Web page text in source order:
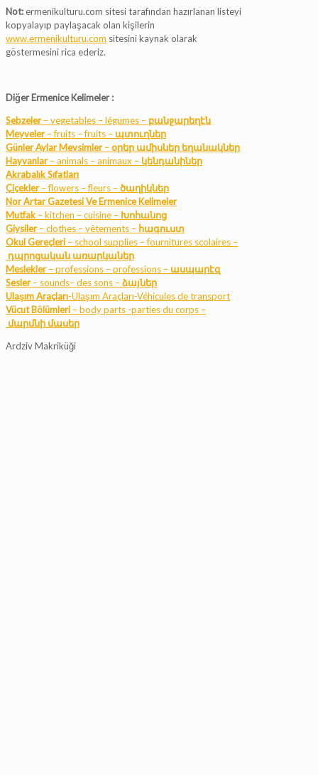
Not:ermenikulturu.com sitesi tarafından hazırlanan listeyi
kopyalayıp paylaşacak olan kişilerin
www.ermenikulturu.com sitesini kaynak olarak
göstermesini rica ederiz.
Diğer Ermenice Kelimeler :
Sebzeler– vegetables –légumes – բանջարեղէն
Meyveler–fruits –fruits – պտուղներ
Günler Aylar Mevsimler–օրեր ամիսներ եղանակներ
Hayvanlar– animals – animaux – կենդանիներ
Akrabalık Sıfatları
Çiçekler– flowers – fleurs –ծաղիկներ
Nor Artar Gazetesi Ve Ermenice Kelimeler
Mutfak – kitchen – cuisine – Խոհանոց
Giysiler– clothes – vêtements – հագուստ
Okul Gereçleri – school supplies – fournitures scolaires –
դպրոցական առարկաներ
Meslekler– professions – professions – ասպարէզ
Sesler– sounds– des sons –ձայներ
Ulaşım Araçları-Ulaşım Araçları-Véhicules de transport
Vücut Bölümleri – body parts -parties du corps –
մարմնի մասեր
Ardziv Makriküği